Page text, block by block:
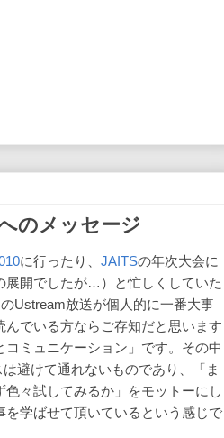
のメッセージ
に行ったり、 JAITSの年次大会に
展開でしたが…）と忙しくしていた
Ustream放送が個人的に一番大事
でいる方ならご存知だと思います
ミュニケーション」です。その中
避けて通れないものであり、「ま
々試してみるか」をモットーにし
学ばせて頂いているという感じで